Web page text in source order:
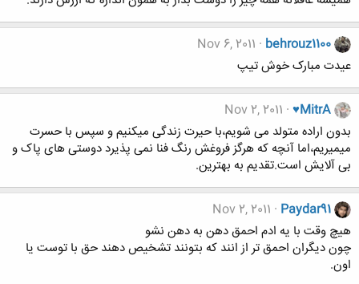
behrouz1100
Nov 6, 2011
عیدت مبارک خوش تیپ
♥MitrA
Nov 2, 2011
بدون اراده متولد می شویم،با حیرت زندگی میکنیم و سپس با حسرت
میمیریم،اما آنچه که هرگز فروغش رنگ فنا نمی پذیرد دوستی های پاک و
بی آلایش است.تقدیم به بهترین.
Paydar91
Nov 2, 2011
هیچ وقت با یه ادم احمق دهن به دهن نشو
چون دیگران احمق تر از انند که بتونند تشخیص دهند حق با توست یا
اون.